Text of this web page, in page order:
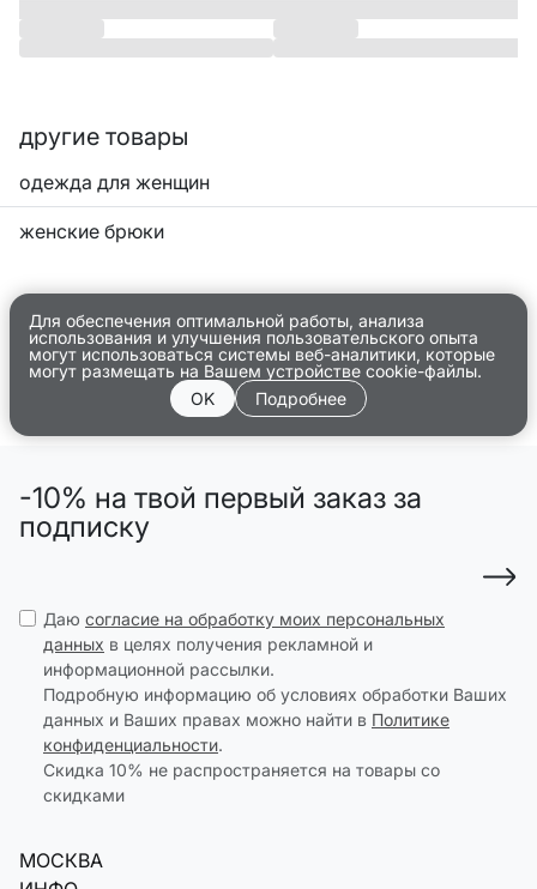
другие товары
одежда для женщин
женские брюки
Для обеспечения оптимальной работы, анализа
использования и улучшения пользовательского опыта
могут использоваться системы веб-аналитики, которые
могут размещать на Вашем устройстве cookie-файлы.
OK
Подробнее
-10% на твой первый заказ за
подписку
Даю согласие на обработку моих персональных
данных в целях получения рекламной и
информационной рассылки.
Подробную информацию об условиях обработки Ваших
данных и Ваших правах можно найти в Политике
конфиденциальности.
Скидка 10% не распространяется на товары со
скидками
МОСКВА